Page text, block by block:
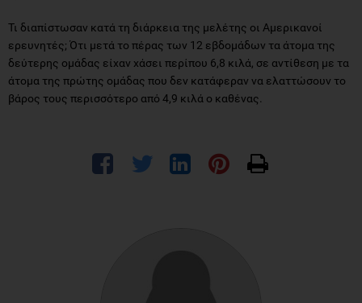
Τι διαπίστωσαν κατά τη διάρκεια της μελέτης οι Αμερικανοί
ερευνητές; Ότι μετά το πέρας των 12 εβδομάδων τα άτομα της
δεύτερης ομάδας είχαν χάσει περίπου 6,8 κιλά, σε αντίθεση με τα
άτομα της πρώτης ομάδας που δεν κατάφεραν να ελαττώσουν το
βάρος τους περισσότερο από 4,9 κιλά ο καθένας.